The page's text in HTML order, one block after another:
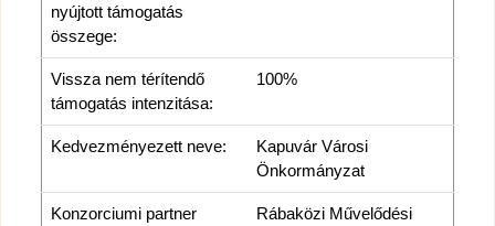
nyújtott támogatás
összege:
Vissza nem térítendő
támogatás intenzitása:
100%
Kedvezményezett neve:
Kapuvár Városi
Önkormányzat
Konzorciumi partner
Rábaközi Művelődési